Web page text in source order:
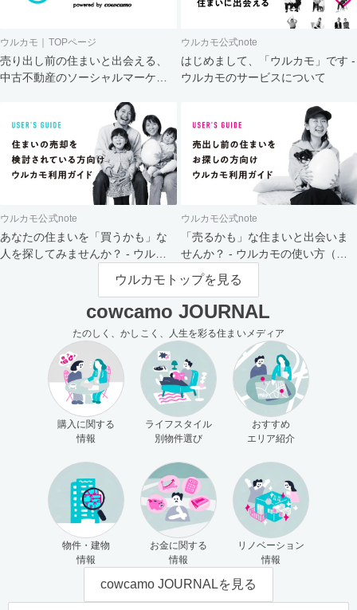
ウルカモ｜TOPページ
売り出し前の住まいと出会える、
中古不動産のソーシャルマーケッ
ウルカモ公式note
はじめまして、「ウルカモ」です -
ウルカモのサービスについて
ウルカモ公式note
あなたの住まいを「買うかも」な
人を探してみませんか？ - ウルカ
ウルカモ公式note
「売るかも」な住まいと出会いま
せんか？ - ウルカモの使い方（買
主さま向け）
ウルカモトップを見る
cowcamo JOURNAL
たのしく、かしこく、人生を彩る住まいメディア
購入に関する
情報
ライフスタイル
別物件選び
おすすめ
エリア紹介
物件・建物
情報
お金に関する
情報
リノベーション
情報
cowcamo JOURNALを見る